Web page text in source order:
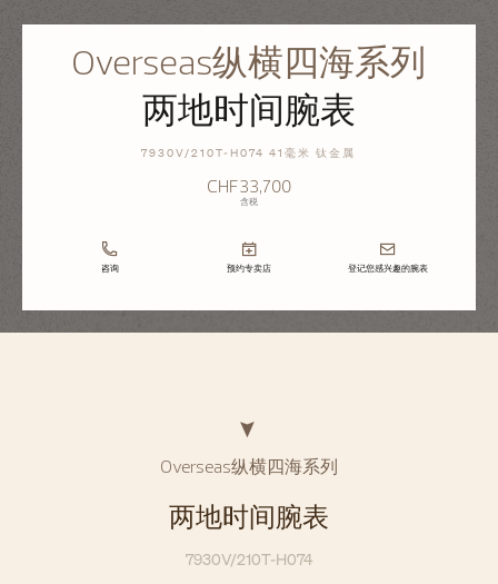
Overseas纵横四海系列
两地时间腕表
7930V/210T-H074 41毫米 钛金属
CHF33,700
含税
咨询 预约专卖店 登记您感兴趣的腕表
Overseas纵横四海系列
两地时间腕表
7930V/210T-H074